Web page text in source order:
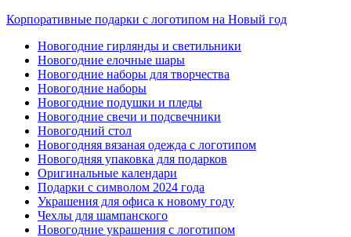
Корпоративные подарки с логотипом на Новый год
Новогодние гирлянды и светильники
Новогодние елочные шары
Новогодние наборы для творчества
Новогодние наборы
Новогодние подушки и пледы
Новогодние свечи и подсвечники
Новогодний стол
Новогодняя вязаная одежда с логотипом
Новогодняя упаковка для подарков
Оригинальные календари
Подарки с символом 2024 года
Украшения для офиса к новому году
Чехлы для шампанского
Новогодние украшения с логотипом